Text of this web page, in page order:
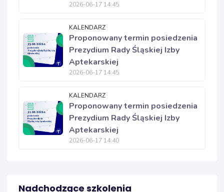
2026-06-17 14:45
KALENDARZ
Proponowany termin posiedzenia
Prezydium Rady Śląskiej Izby
Aptekarskiej
2026-06-17 14:45
KALENDARZ
Proponowany termin posiedzenia
Prezydium Rady Śląskiej Izby
Aptekarskiej
2026-06-17 14:40
Nadchodzące szkolenia